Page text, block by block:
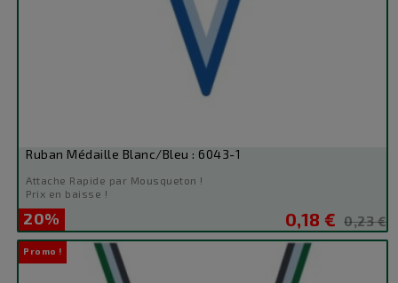
20%
Ruban Médaille Blanc/Bleu : 6043-1
Attache Rapide par Mousqueton !
Prix en baisse !
Prix
0,18 € Prix
de
0,23 €
Promo !